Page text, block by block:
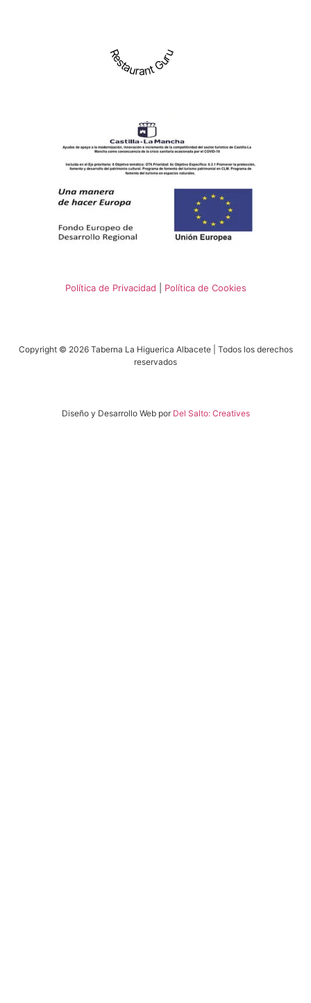
Restaurant Guru
Política de Privacidad Política de Cookies
Copyright © 2026 Taberna La Higuerica Albacete | Todos los derechos
reservados
Diseño y Desarrollo Web por Del Salto: Creatives